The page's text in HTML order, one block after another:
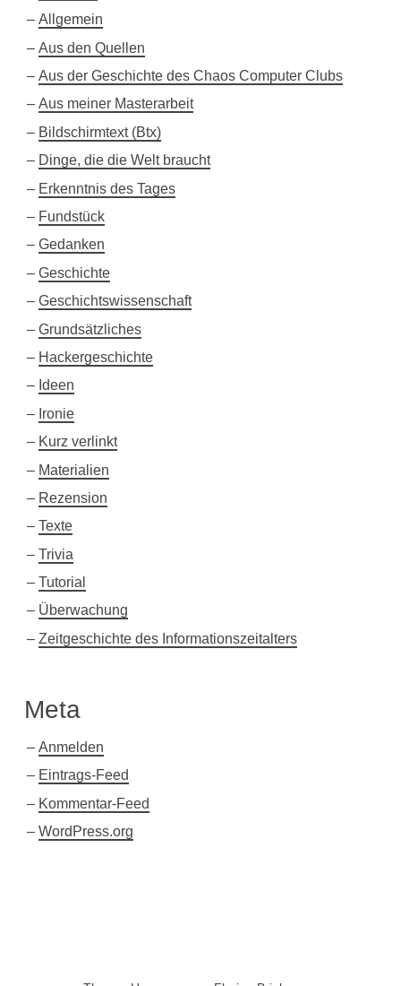
Allgemein
Aus den Quellen
Aus der Geschichte des Chaos Computer Clubs
Aus meiner Masterarbeit
Bildschirmtext (Btx)
Dinge, die die Welt braucht
Erkenntnis des Tages
Fundstück
Gedanken
Geschichte
Geschichtswissenschaft
Grundsätzliches
Hackergeschichte
Ideen
Ironie
Kurz verlinkt
Materialien
Rezension
Texte
Trivia
Tutorial
Überwachung
Zeitgeschichte des Informationszeitalters
Meta
Anmelden
Eintrags-Feed
Kommentar-Feed
WordPress.org